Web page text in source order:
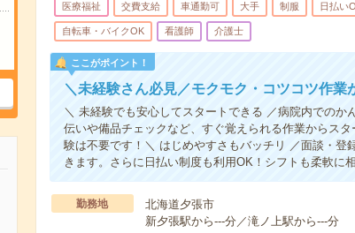
医療福祉 交費支給 車通勤可 大手 制服 日払い
自転車・バイクOK 看護師 介護士
ここがポイント！
＼未経験さん必見／モクモク・コツコツ作業
＼ 未経験でも安心してスタートできる ／病院内での
伝いや備品チェックなど、すぐ覚えられる作業からス
験は不要です！＼ はじめやすさもバッチリ ／面談・登
きます。さらに日払い制度も利用OK！シフトも柔軟に
勤務地
北海道夕張市
新夕張駅から---分／滝ノ上駅から---分